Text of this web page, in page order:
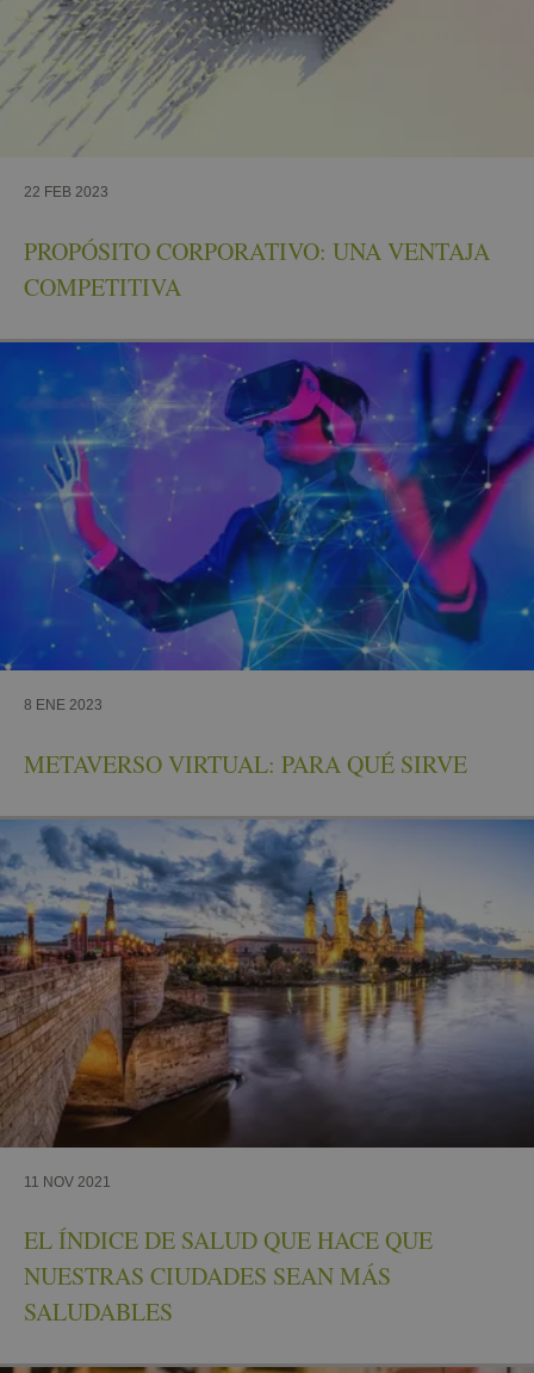
22 FEB 2023
PROPÓSITO CORPORATIVO: UNA VENTAJA
COMPETITIVA
8 ENE 2023
METAVERSO VIRTUAL: PARA QUÉ SIRVE
11 NOV 2021
EL ÍNDICE DE SALUD QUE HACE QUE
NUESTRAS CIUDADES SEAN MÁS
SALUDABLES